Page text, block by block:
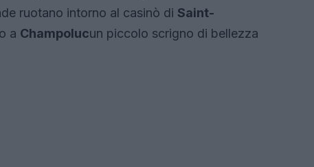
ruotano intorno al casinò di Saint-
a Champolucun piccolo scrigno di bellezza